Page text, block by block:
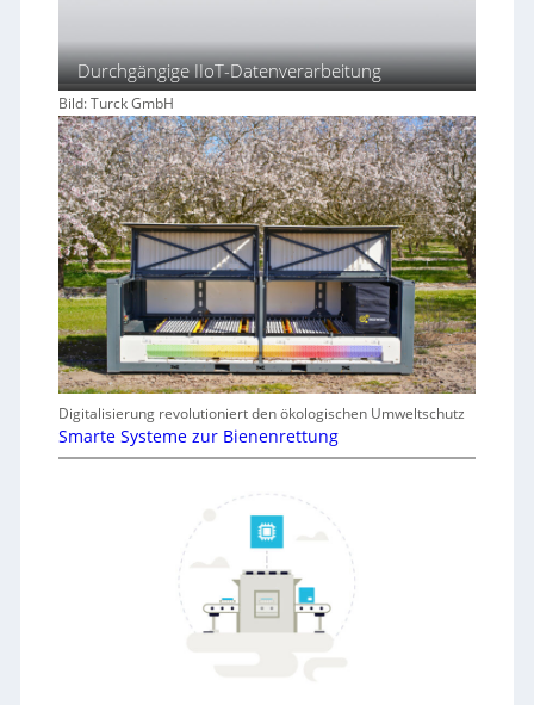
Durchgängige IIoT-Datenverarbeitung
Bild: Turck GmbH
Digitalisierung revolutioniert den ökologischen Umweltschutz
Smarte Systeme zur Bienenrettung